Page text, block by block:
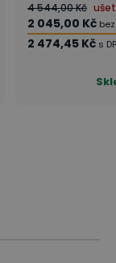
4 544,00 Kč
2 045,00 Kč bez
2 474,45 Kč s